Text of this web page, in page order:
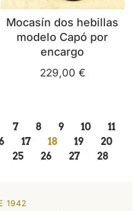
Mocasín dos hebillas
modelo Capó por
encargo
229,00 €
7 8 9 10
11
17 18 19
20
25 26 27 28
1942